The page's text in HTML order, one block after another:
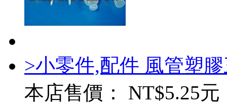
>小零件,配件 風管塑
本店售價： NT$5.25元